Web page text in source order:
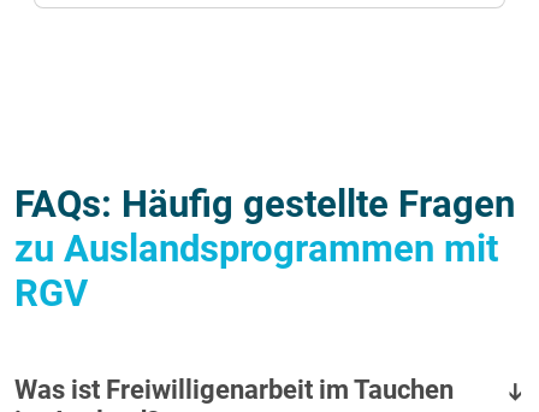
FAQs: Häufig gestellte Fragen
zu Auslandsprogrammen mit
RGV
Was ist Freiwilligenarbeit im Tauchen